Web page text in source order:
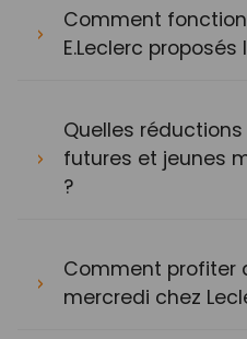
Comment
E.Leclerc
Quelles
futures et jeunes
?
Comment profiter
mercredi chez